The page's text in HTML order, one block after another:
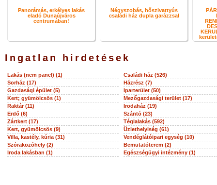
Panorámás, erkélyes lakás
eladó Dunaújváros
centrumában!
Négyszobás, hőszivattyús
családi ház dupla garázzsal
Ingatlan hirdetések
Lakás (nem panel) (1)
Családi ház (526)
Sorház (17)
Házrész (7)
Gazdasági épület (5)
Iparterület (50)
Kert; gyümölcsös (1)
Mezőgazdasági terület (17)
Raktár (11)
Irodaház (19)
Erdő (6)
Szántó (23)
Zártkert (17)
Téglalakás (592)
Kert, gyümölcsös (9)
Üzlethelyiség (61)
Villa, kastély, kúria (31)
Vendéglátóipari egység (10)
Szórakozóhely (2)
Bemutatóterem (2)
Iroda lakásban (1)
Egészségügyi intézmény (1)